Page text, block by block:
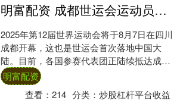
明富配资 成都世运会运动员村今天正式开村&#32;科技文化齐亮相
2025年第12届世界运动会将于8月7日在四川
成都开幕，这也是世运会首次落地中国大
陆。目前，各国参赛代表团正陆续抵达成
都，今天上午，世运会运动员村正式开村，
来看....
明富配资
查看：214 分类：炒股杠杆平台收益